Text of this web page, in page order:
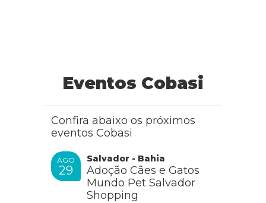
Eventos Cobasi
Confira abaixo os próximos
eventos Cobasi
AGO
29
Salvador - Bahia
Adoção Cães e Gatos
Mundo Pet Salvador
Shopping